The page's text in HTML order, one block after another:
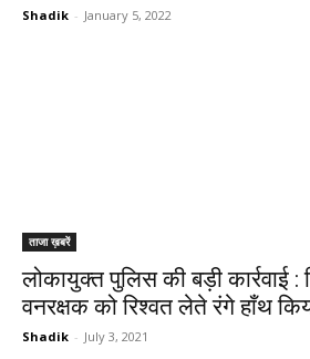
Shadik - January 5, 2022
ताजा ख़बरें
लोकायुक्त पुलिस की बड़ी कार्रवाई
वनरक्षक को रिश्वत लेते रंगे हाँथ
Shadik - July 3, 2021